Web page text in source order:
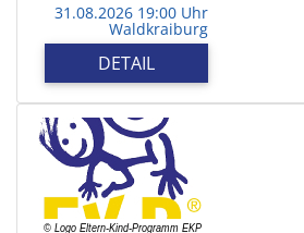
31.08.2026 19:00 Uhr
Waldkraiburg
DETAIL